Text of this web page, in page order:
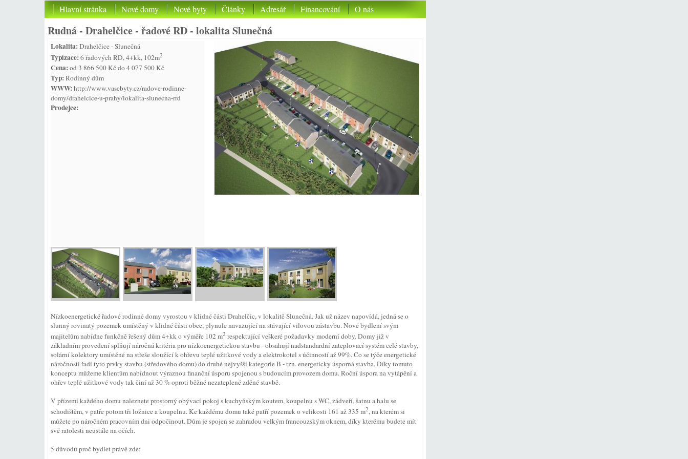
Hlavní stránka Nové domy Nové byty Články Adresář Financování O nás
Rudná - Drahelčice - řadové RD - lokalita Slunečná
Lokalita:Drahelčice - Slunečná
Typizace:6 řadových RD, 4+kk, 102m2
Cena:od 3 866 500 Kč do 4 077 500 Kč
Typ:Rodinný dům
WWW:http://www.vasebyty.cz/radove-rodinne-
domy/drahelcice-u-prahy/lokalita-slunecna-rrd
Prodejce:
Nízkoenergetické řadové rodinné domy vyrostou v klidné části Drahelčic, v lokalitě Slunečná. Jak už název napovídá, jedná se o
slunný rovinatý pozemek umístěný v klidné části obce, plynule navazující na stávající vilovou zástavbu. Nové bydlení svým
majitelům nabídne funkčně řešený dům 4+kk o výměře 102 m2 respektující veškeré požadavky moderní doby. Domy již v
základním provedení splňují náročná kritéria pro nízkoenergetickou stavbu - obsahují nadstandardní zateplovací systém celé stavby,
solární kolektory umístěné na střeše sloužící k ohřevu teplé užitkové vody a elektrokotel s účinností až 99%. Co se týče energetické
náročnosti řadí tyto prvky stavbu (středového domu) do druhé nejvyšší kategorie B - tzn. energeticky úsporná stavba. Díky tomuto
konceptu můžeme klientům nabídnout výraznou finanční úsporu spojenou s budoucím provozem domu. Roční úspora na vytápění a
ohřev teplé užitkové vody tak činí až 30 % oproti běžné nezateplené zděné stavbě.
V přízemí každého domu naleznete prostorný obývací pokoj s kuchyňským koutem, koupelnu s WC, zádveří, šatnu a halu se
schodištěm, v patře potom tři ložnice a koupelnu. Ke každému domu také patří pozemek o velikosti 161 až 335 m2, na kterém si
můžete po náročném pracovním dni odpočinout. Dům je spojen se zahradou velkým francouzským oknem, díky kterému budete mít
své ratolesti neustále na očích.
5 důvodů proč bydlet právě zde: